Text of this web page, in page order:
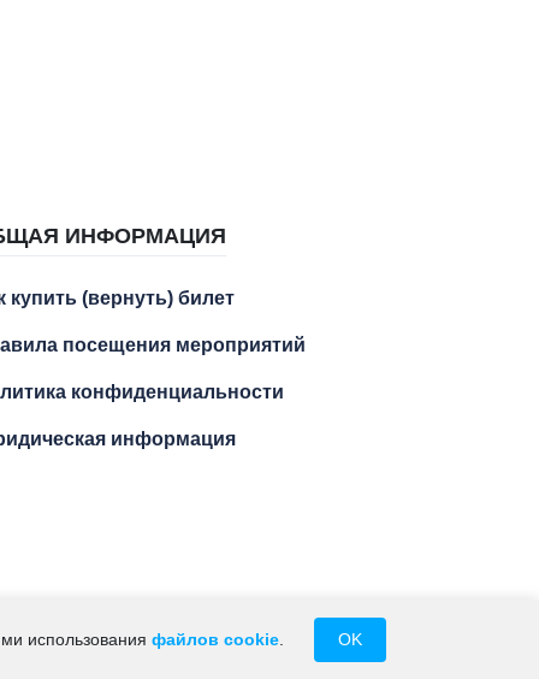
ИНФОРМАЦИЯ
купить (вернуть) билет
посещения мероприятий
конфиденциальности
информация
ИНН 234102429256
использования файлов cookie OK